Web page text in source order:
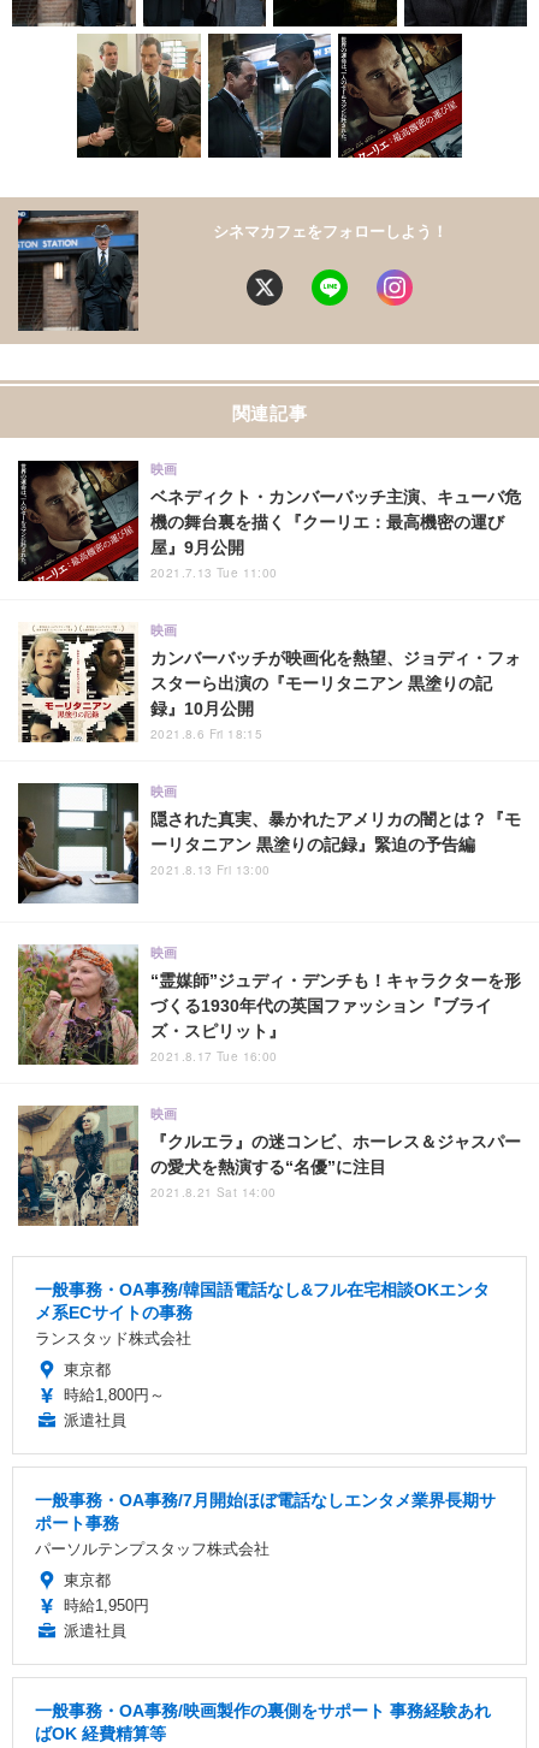
シネマカフェをフォローしよう！
関連記事
ベネディクト・カンバーバッチ主演、キューバ危
機の舞台裏を描く『クーリエ：最高機密の運び
屋』9月公開
映画
2021.7.13 Tue 11:00
カンバーバッチが映画化を熱望、ジョディ・フォ
スターら出演の『モーリタニアン 黒塗りの記
録』10月公開
映画
2021.8.6 Fri 18:15
隠された真実、暴かれたアメリカの闇とは？『モ
ーリタニアン 黒塗りの記録』緊迫の予告編
映画
2021.8.13 Fri 13:00
“霊媒師”ジュディ・デンチも！キャラクターを形
づくる1930年代の英国ファッション『ブライ
ズ・スピリット』
映画
2021.8.17 Tue 16:00
『クルエラ』の迷コンビ、ホーレス＆ジャスパー
の愛犬を熱演する“名優”に注目
映画
2021.8.21 Sat 14:00
一般事務・OA事務/韓国語電話なし&フル在宅相談OKエンタ
メ系ECサイトの事務
ランスタッド株式会社
東京都
時給1,800円～
派遣社員
一般事務・OA事務/7月開始ほぼ電話なしエンタメ業界長期サ
ポート事務
パーソルテンプスタッフ株式会社
東京都
時給1,950円
派遣社員
一般事務・OA事務/映画製作の裏側をサポート 事務経験あれ
ばOK 経費精算等